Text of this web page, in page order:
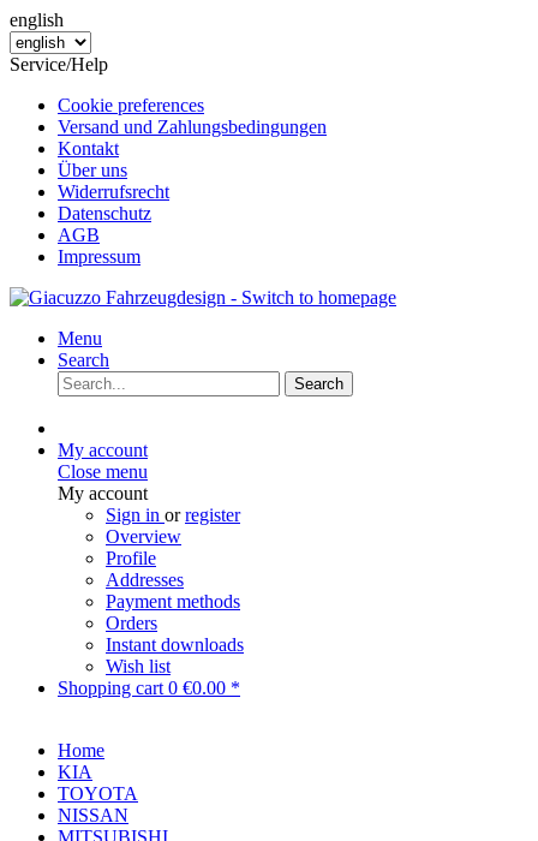
english
Service/Help
Cookie preferences
Versand und Zahlungsbedingungen
Kontakt
Über uns
Widerrufsrecht
Datenschutz
AGB
Impressum
Menu
Search
Search
My account
Close menu
My account
Sign in orregister
Overview
Profile
Addresses
Payment methods
Orders
Instant downloads
Wish list
Shopping cart 0 €0.00 *
Home
KIA
TOYOTA
NISSAN
MITSUBISHI